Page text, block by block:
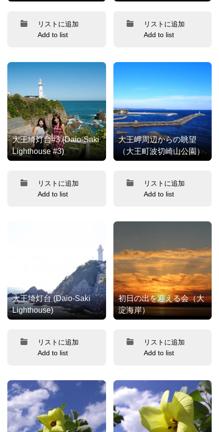
リストに追加
Add to list
リストに追加
Add to list
大王埼灯台#3 (Daio-Saki
Lighthouse #3)
リストに追加
Add to list
大王岬周辺からの眺望
（大王町波切崎山公園）
リストに追加
Add to list
大王埼灯台 (Daio-Saki
Lighthouse)
リストに追加
Add to list
初日の出を迎える会（大
淀海岸）
リストに追加
Add to list